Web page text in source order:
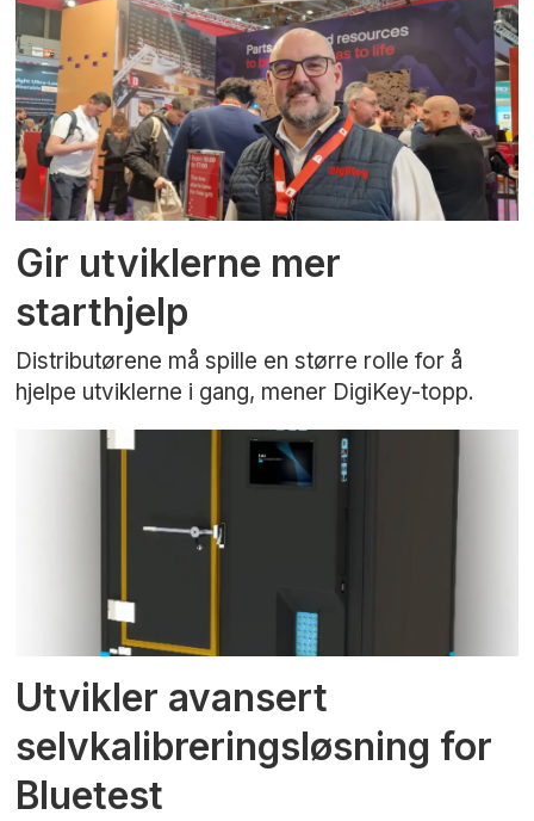
Gir utviklerne mer
starthjelp
Distributørene må spille en større rolle for å
hjelpe utviklerne i gang, mener DigiKey-topp.
Utvikler avansert
selvkalibreringsløsning for
Bluetest